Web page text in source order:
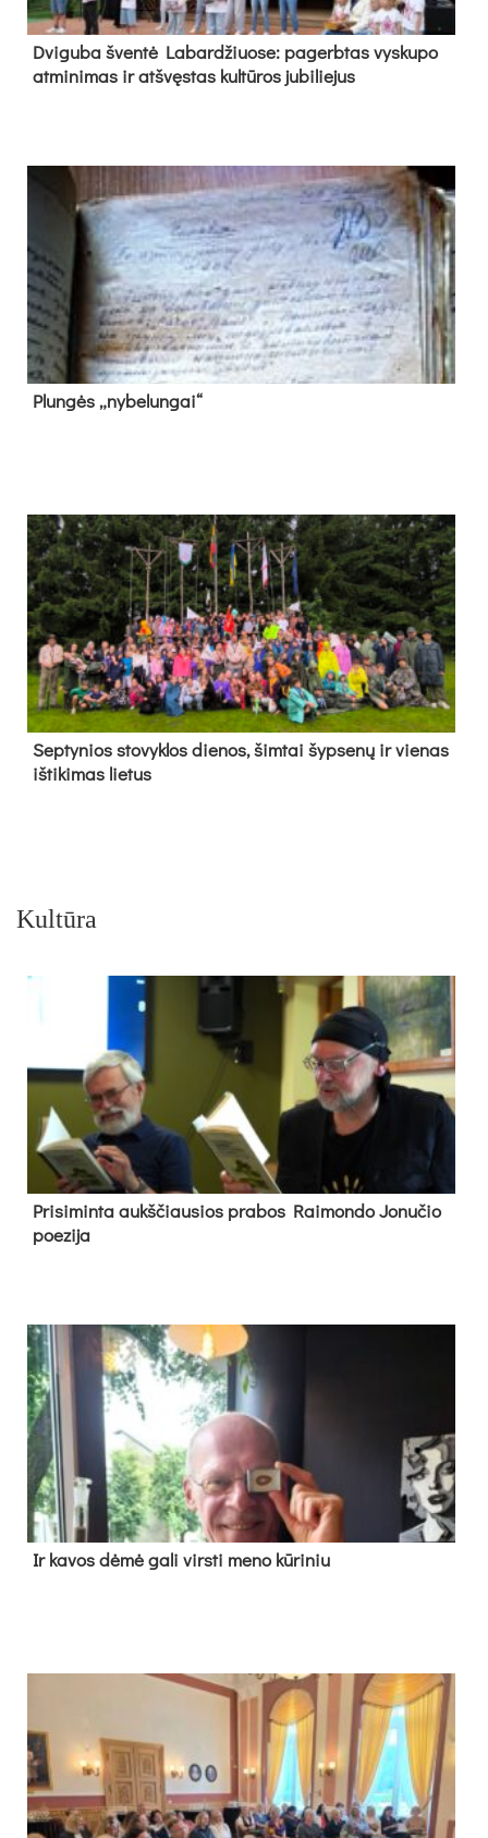
Dvi­gu­ba šven­tė La­bar­džiuo­se: pa­gerb­tas vys­ku­po
at­mi­ni­mas ir at­švęs­tas kul­tū­ros ju­bi­lie­jus
Plun­gės „ny­be­lun­gai“
Sep­ty­nios sto­vyk­los die­nos, šim­tai šyp­se­nų ir vie­nas
iš­ti­ki­mas lie­tus
Kultūra
Pri­si­min­ta aukš­čiau­sios pra­bos Rai­mon­do Jo­nu­čio
poe­zi­ja
Ir ka­vos dė­mė ga­li virs­ti me­no kū­ri­niu